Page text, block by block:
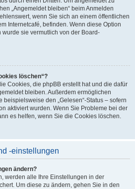
„Angemeldet bleiben“ beim Anmelden
wenn Sie sich an einem öffentlichen
Internetcafé, befinden. Wenn diese Option
wurde sie vermutlich von der Board-
löschen“?
Cookies, die phpBB erstellt hat und die dafür
bleiben. Außerdem ermöglichen
den „Gelesen“-Status – sofern
aktiviert wurden. Wenn Sie Probleme bei der
es helfen, wenn Sie die Cookies löschen.
-einstellungen
ändern?
werden alle Ihre Einstellungen in der
Um diese zu ändern, gehen Sie in den